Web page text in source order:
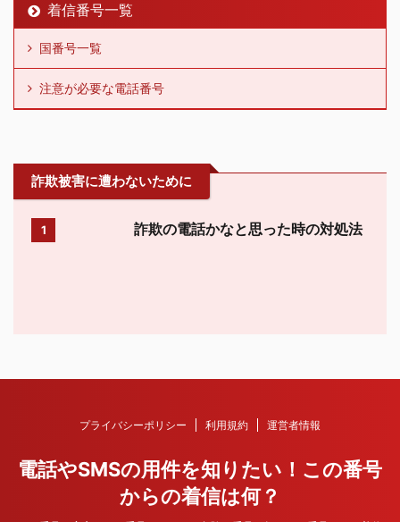
着信番号一覧
国番号一覧
注意が必要な電話番号
詐欺被害に遭わないために
1 詐欺の電話かなと思った時の対処法
プライバシーポリシー 利用規約 運営者情報
電話やSMSの用件を知りたい！この番号
からの着信は何？